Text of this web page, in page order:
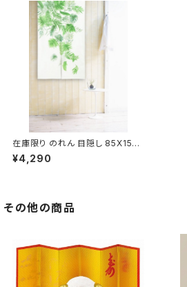
在庫限り のれん 目隠し 85X150c
m「ハルル GN」 日本製 / 家具・イ
ンテリア ファブリック・敷物
¥4,290
その他の商品